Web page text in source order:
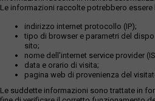
Le informazioni raccolte potrebbero essere
indirizzo internet protocollo (IP);
tipo di browser e parametri del
sito;
nome dell'internet service provider
data e orario di visita;
pagina web di provenienza del
Le suddette informazioni sono trattate in